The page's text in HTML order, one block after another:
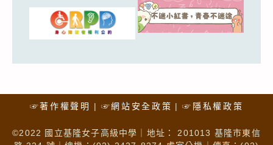
☞著作權聲明 ☞網站安全政策 ☞隱私權政策
©2022 國立基隆女子高級中學｜地址： 201013 基隆市東信